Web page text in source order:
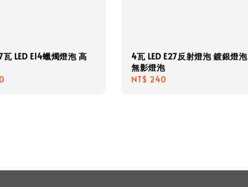
瓦 LED E14蠟燭燈泡 高
4瓦 LED E27反射燈泡 鍍銀燈泡
無影燈泡
Regular
NT$ 240